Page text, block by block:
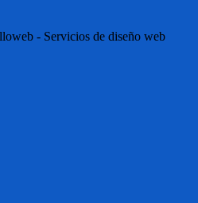
- Servicios de diseño web